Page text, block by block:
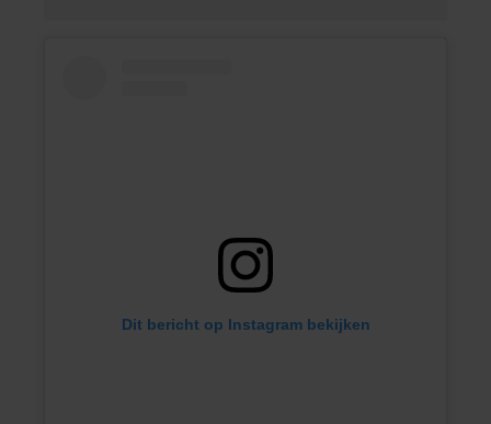
Dit bericht op Instagram bekijken